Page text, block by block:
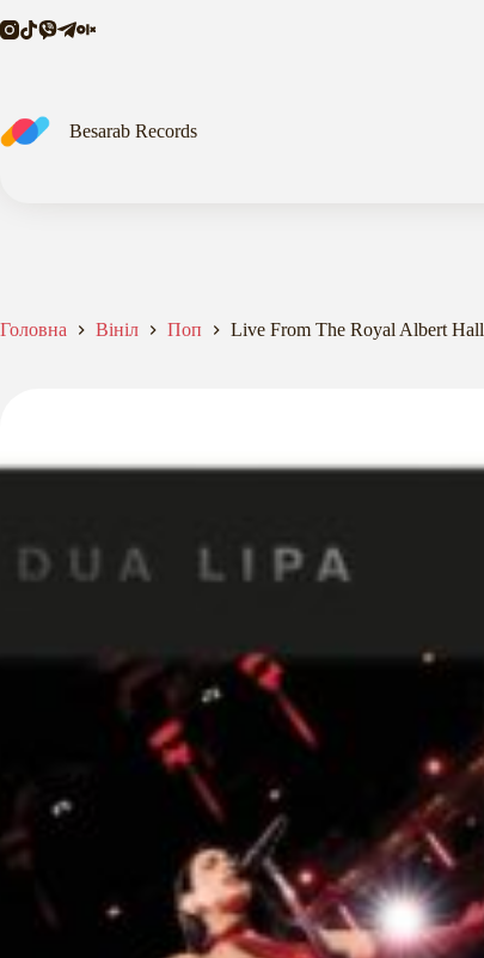
до
Besarab Records
Головна Вініл Поп Live From The Royal Albert Hall